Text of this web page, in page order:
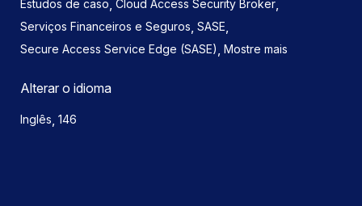
Estudos de caso, Cloud Access Security Broker,
Serviços Financeiros e Seguros, SASE,
Secure Access Service Edge (SASE), Mostre mais
Alterar o idioma
Inglês, 146